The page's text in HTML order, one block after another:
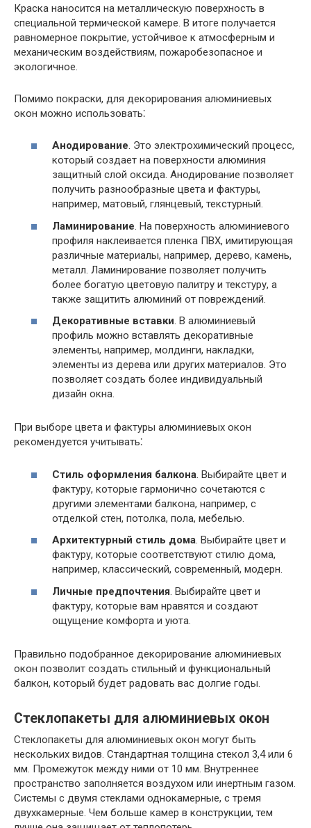
Краска наносится на металлическую поверхность в
специальной термической камере. В итоге получается
равномерное покрытие, устойчивое к атмосферным и
механическим воздействиям, пожаробезопасное и
экологичное.
Помимо покраски, для декорирования алюминиевых
окон можно использовать⁚
Анодирование. Это электрохимический процесс,
который создает на поверхности алюминия
защитный слой оксида. Анодирование позволяет
получить разнообразные цвета и фактуры,
например, матовый, глянцевый, текстурный.
Ламинирование. На поверхность алюминиевого
профиля наклеивается пленка ПВХ, имитирующая
различные материалы, например, дерево, камень,
металл. Ламинирование позволяет получить
более богатую цветовую палитру и текстуру, а
также защитить алюминий от повреждений.
Декоративные вставки. В алюминиевый
профиль можно вставлять декоративные
элементы, например, молдинги, накладки,
элементы из дерева или других материалов. Это
позволяет создать более индивидуальный
дизайн окна.
При выборе цвета и фактуры алюминиевых окон
рекомендуется учитывать⁚
Стиль оформления балкона. Выбирайте цвет и
фактуру, которые гармонично сочетаются с
другими элементами балкона, например, с
отделкой стен, потолка, пола, мебелью.
Архитектурный стиль дома. Выбирайте цвет и
фактуру, которые соответствуют стилю дома,
например, классический, современный, модерн.
Личные предпочтения. Выбирайте цвет и
фактуру, которые вам нравятся и создают
ощущение комфорта и уюта.
Правильно подобранное декорирование алюминиевых
окон позволит создать стильный и функциональный
балкон, который будет радовать вас долгие годы.
Стеклопакеты для алюминиевых окон
Стеклопакеты для алюминиевых окон могут быть
нескольких видов. Стандартная толщина стекол 3,4 или 6
мм. Промежуток между ними от 10 мм. Внутреннее
пространство заполняется воздухом или инертным газом.
Системы с двумя стеклами однокамерные, с тремя
двухкамерные. Чем больше камер в конструкции, тем